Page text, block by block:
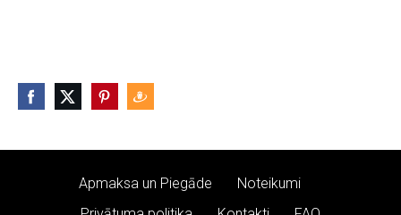
Apmaksa un Piegāde
Noteikumi